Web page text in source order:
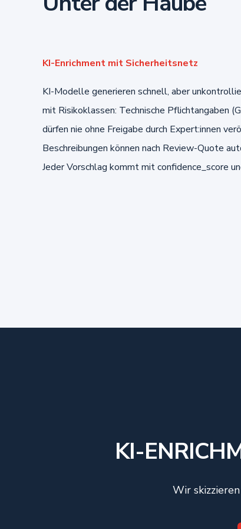
KI-Enrichment mit Sicherheitsnetz
KI-Modelle generieren schnell, aber
mit Risikoklassen: Technische Pflichtangaben
dürfen nie ohne Freigabe durch Expert:innen
Beschreibungen können nach Review-Quote
Jeder Vorschlag kommt mit confidence_score
KI-
Wir